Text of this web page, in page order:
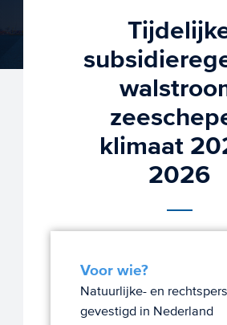
klimaat
2026
Voor wie?
Natuurlijke- en
gevestigd in Nederland